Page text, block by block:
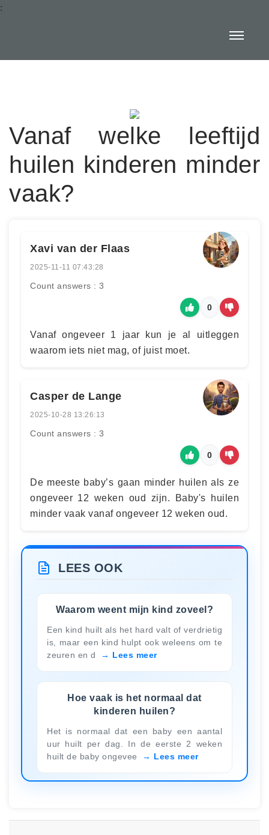
:
Vanaf welke leeftijd
huilen kinderen minder
vaak?
Xavi van der Flaas
2025-11-11 07:43:28
Count answers : 3
0
Vanaf ongeveer 1 jaar kun je al uitleggen
waarom iets niet mag, of juist moet.
Casper de Lange
2025-10-28 13:26:13
Count answers : 3
0
De meeste baby’s gaan minder huilen als ze
ongeveer 12 weken oud zijn. Baby's huilen
minder vaak vanaf ongeveer 12 weken oud.
LEES OOK
Waarom weent mijn kind zoveel?
Een kind huilt als het hard valt of verdrietig
is, maar een kind hulpt ook weleens om te
zeuren en d
Lees meer
Hoe vaak is het normaal dat
kinderen huilen?
Het is normaal dat een baby een aantal
uur huilt per dag. In de eerste 2 weken
huilt de baby ongevee
Lees meer